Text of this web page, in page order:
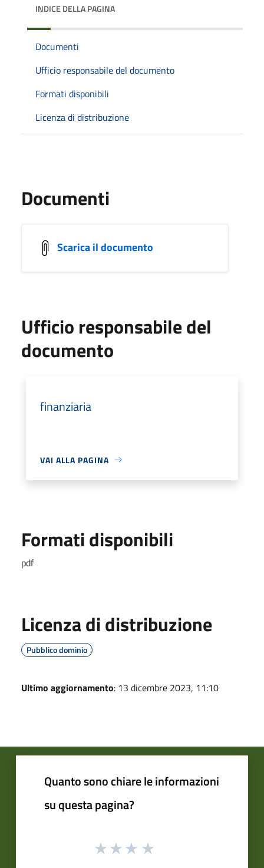
INDICE DELLA PAGINA
Documenti
Ufficio responsabile del documento
Formati disponibili
Licenza di distribuzione
Documenti
Scarica il documento
Ufficio responsabile del
documento
finanziaria
VAI ALLA PAGINA
Formati disponibili
pdf
Licenza di distribuzione
Pubblico dominio
Ultimo aggiornamento: 13 dicembre 2023, 11:10
Quanto sono chiare le informazioni
su questa pagina?